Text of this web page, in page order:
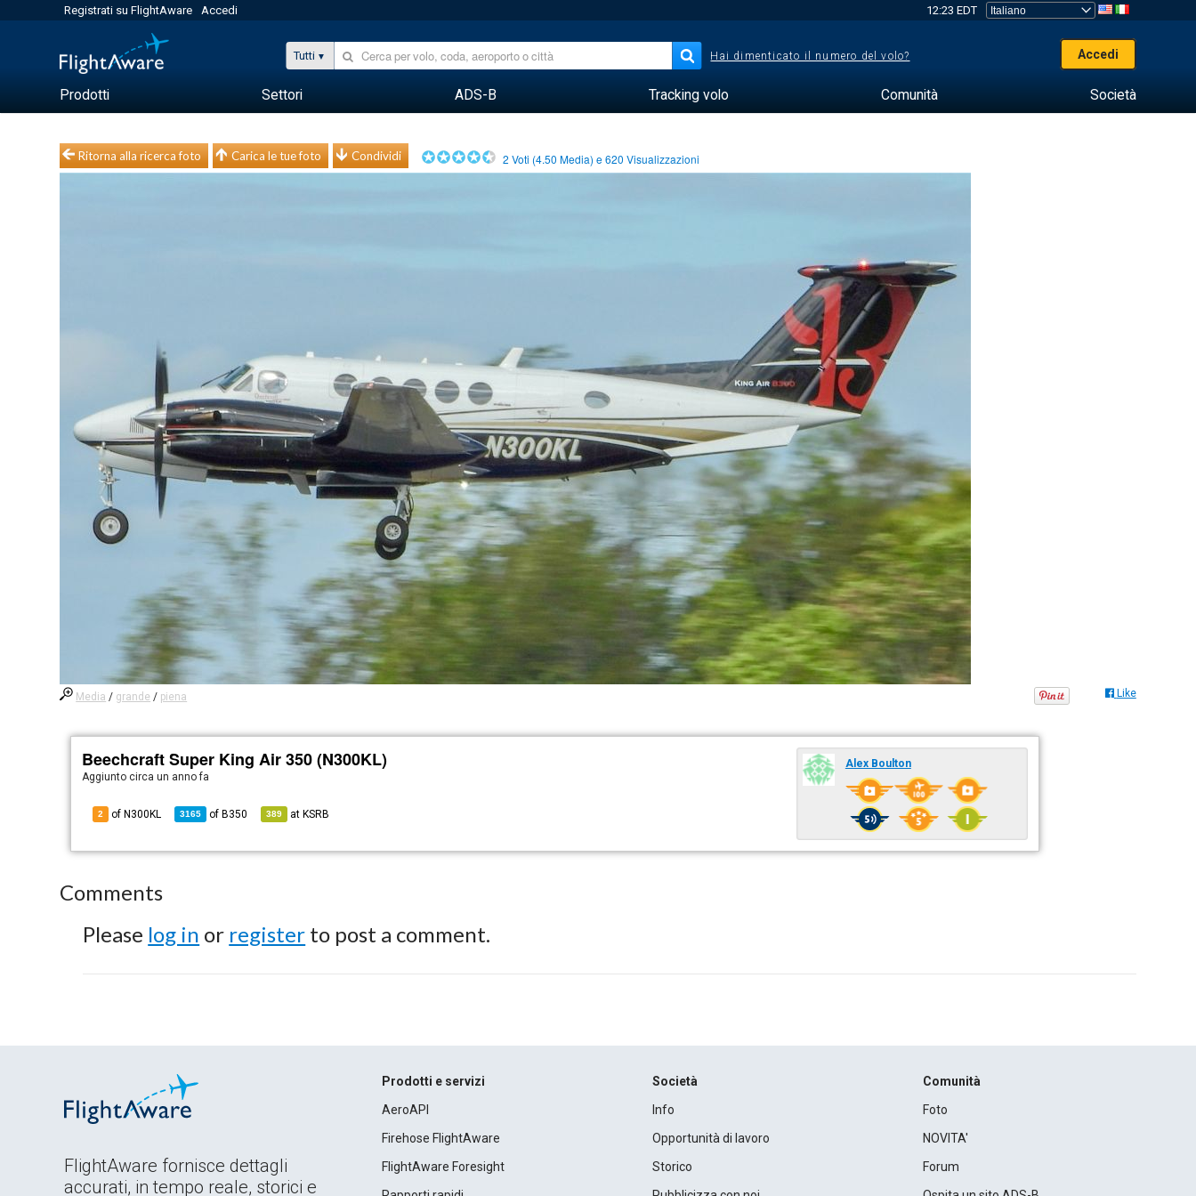
Registrati su FlightAware Accedi 12:23 EDT
Tutti Hai dimenticato il numero del volo? Accedi
Prodotti Settori ADS-B Tracking volo Comunità Società
Ritorna alla ricerca foto Carica le tue foto Condividi 2 Voti (4.50 Media) e620 Visualizzazioni
Media / grande / piena Like
Beechcraft Super King Air 350 (N300KL)
Aggiunto circa un anno fa
2 of N300KL 3165 of B350 389 at KSRB
Alex Boulton
Comments
Please log in or register to post a comment.
FlightAware fornisce dettagli
accurati, in tempo reale, storici e
Prodotti e servizi
AeroAPI
Firehose FlightAware
FlightAware Foresight
Società
Info
Opportunità di lavoro
Storico
Comunità
Foto
NOVITA'
Forum